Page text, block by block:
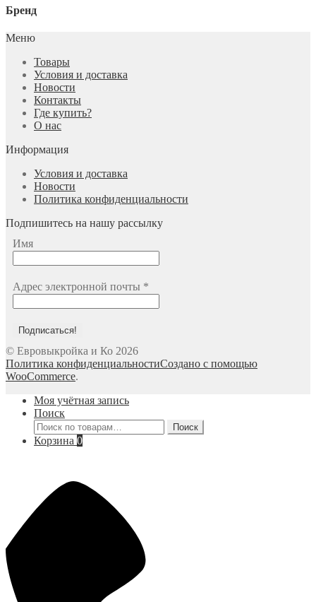
Бренд
Меню
Товары
Условия и доставка
Новости
Контакты
Где купить?
О нас
Информация
Условия и доставка
Новости
Политика конфиденциальности
Подпишитесь на нашу рассылку
Имя
Адрес электронной почты *
© Евровыкройка и Ко 2026
Политика конфиденциальностиСоздано с помощью
WooCommerce.
Моя учётная запись
Поиск
Искать:
Поиск
Корзина 0